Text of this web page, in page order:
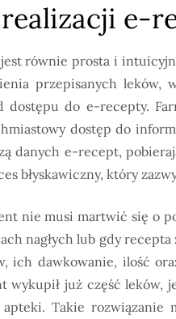
e-
równie prosta i
przepisanych leków,
dostępu do e-recepty.
dostęp do
danych e-recept,
błyskawiczny, który
nie musi martwić się o
nagłych lub gdy
ich dawkowanie, ilość
już część leków,
Takie rozwiązanie